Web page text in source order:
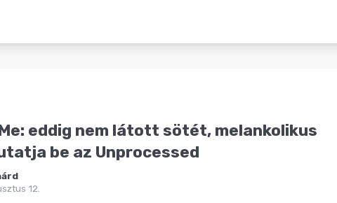
eddig nem látott sötét, melankolikus
be az Unprocessed
12.